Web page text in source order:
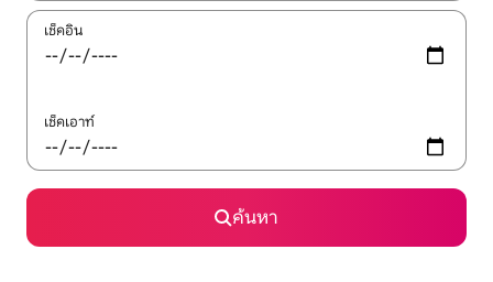
เช็คอิน
เช็คเอาท์
ค้นหา